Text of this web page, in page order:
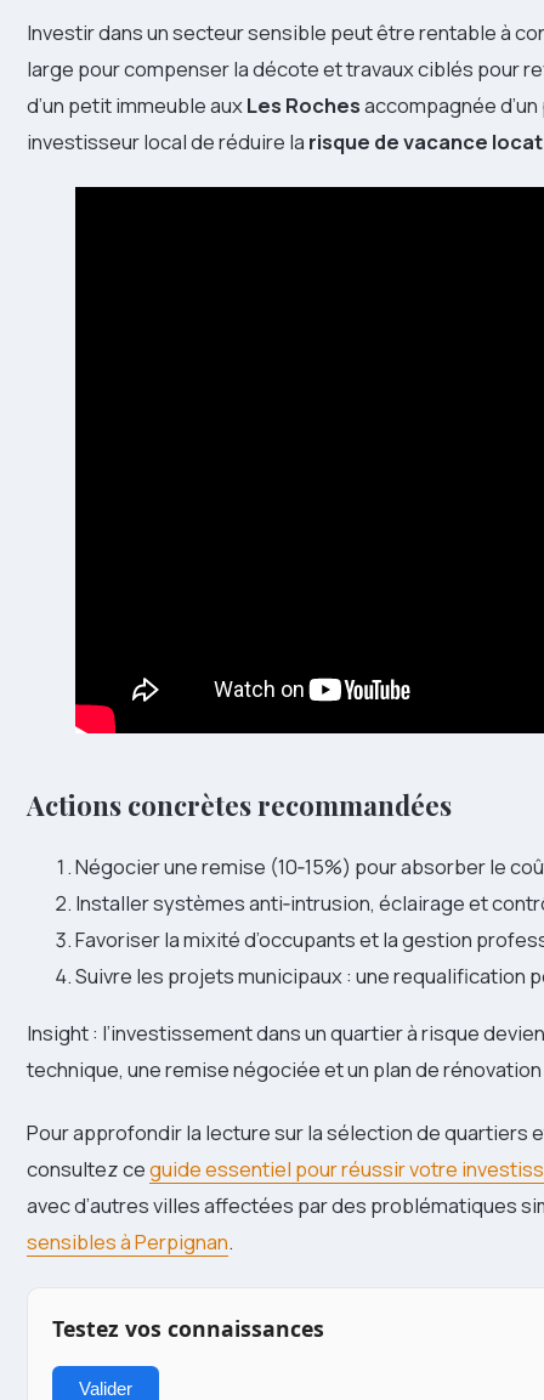
Investir dans un secteur sensible peut être rentable à
large pour compenser la décote et travaux ciblés pour
d’un petit immeuble auxLes Rochesaccompagnée
investisseur local de réduire la risque de vacance
Actions concrètes recommandées
Négocier une remise (10‑15%) pour absorber le
Installer systèmes anti‑intrusion, éclairage et
Favoriser la mixité d’occupants et la gestion
Suivre les projets municipaux : une requalification
Insight : l’investissement dans un quartier à risque
technique, une remise négociée et un plan de
Pour approfondir la lecture sur la sélection de quartiers
consultez ceguide essentiel pour réussir votre
avec d’autres villes affectées par des problématiques
sensibles à Perpignan.
Testez vos connaissances
Valider